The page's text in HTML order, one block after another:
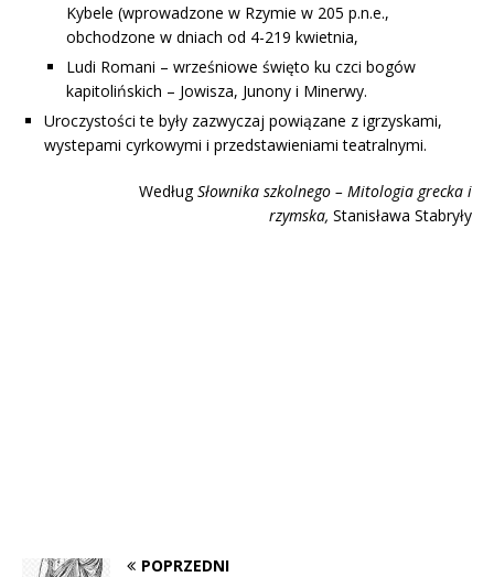
Kybele (wprowadzone w Rzymie w 205 p.n.e.,
obchodzone w dniach od 4-219 kwietnia,
Ludi Romani – wrześniowe święto ku czci bogów
kapitolińskich – Jowisza, Junony i Minerwy.
Uroczystości te były zazwyczaj powiązane z igrzyskami,
wystepami cyrkowymi i przedstawieniami teatralnymi.
WedługSłownika szkolnego – Mitologia grecka i
rzymska, Stanisława Stabryły
POPRZEDNI